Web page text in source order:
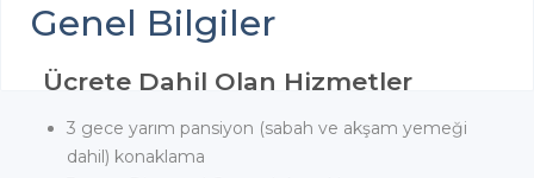
Genel Bilgiler
Ücrete Dahil Olan Hizmetler
3 gece yarım pansiyon (sabah ve akşam yemeği
dahil) konaklama